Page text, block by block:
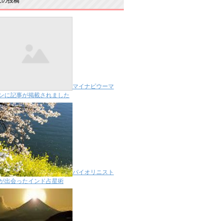
マイナビウーマ
に記事が掲載されました
バイオリニスト
出会ったインド占星術